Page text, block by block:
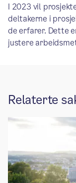
I 2023 vil
deltakerne i
de erfarer. Dette
justere
Relaterte